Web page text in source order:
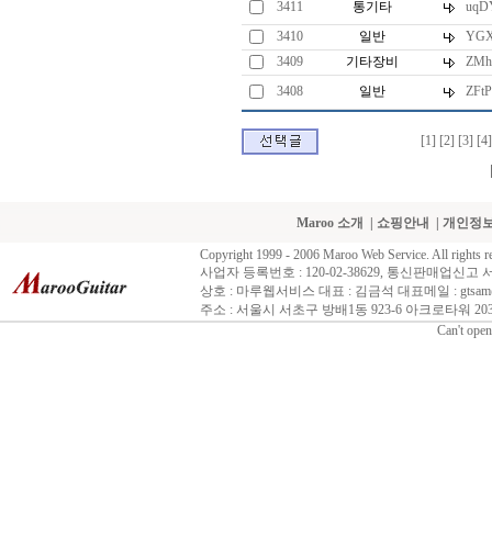
3411
통기타
3410
일반
3409
기타장비
3408
일반
[1] [2] [3] [4]
Maroo 소개 쇼핑안내 |개인정
Copyright 1999 - 2006 Maroo Web Service. All rights
사업자 등록번호 : 120-02-38629, 통신판매업신고
상호 : 마루웹서비스 대표 : 김금석 대표메일 :
주소 : 서울시 서초구 방배1동 923-6 아크로타워
Can't